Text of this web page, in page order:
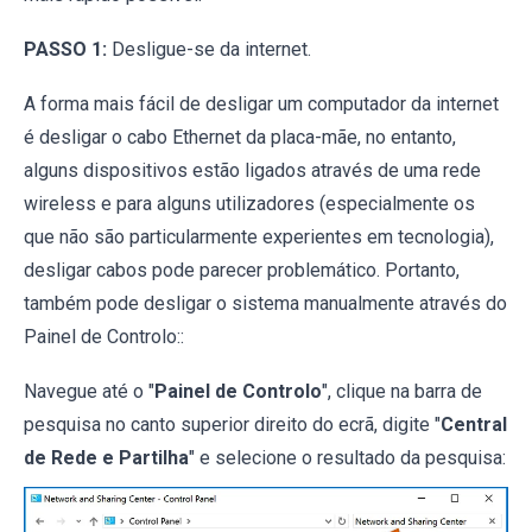
PASSO 1: Desligue-se da internet.
A forma mais fácil de desligar um computador da internet
é desligar o cabo Ethernet da placa-mãe, no entanto,
alguns dispositivos estão ligados através de uma rede
wireless e para alguns utilizadores (especialmente os
que não são particularmente experientes em tecnologia),
desligar cabos pode parecer problemático. Portanto,
também pode desligar o sistema manualmente através do
Painel de Controlo::
Navegue até o "Painel de Controlo", clique na barra de
pesquisa no canto superior direito do ecrã, digite "Central
de Rede e Partilha" e selecione o resultado da pesquisa: